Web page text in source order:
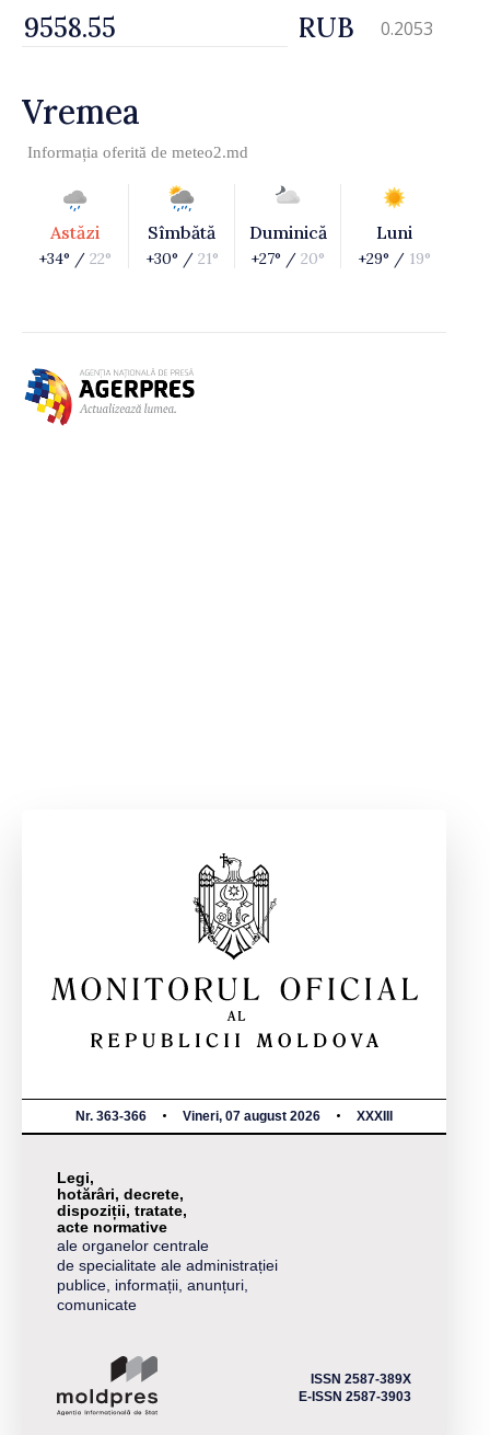
RUB 0.2053
Vremea
Informația oferită de meteo2.md
Astăzi
+34° / 22°
Sîmbătă
+30° / 21°
Duminică
+27° / 20°
Luni
+29° / 19°
Nr. 363-366 Vineri, 07 august 2026 XXXIII
Legi,
hotărâri, decrete,
dispoziții, tratate,
acte normative
ale organelor centrale
de specialitate ale administrației
publice, informații, anunțuri,
comunicate
ISSN 2587-389X
E-ISSN 2587-3903